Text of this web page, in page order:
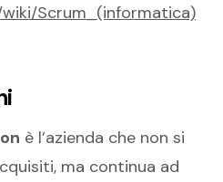
Scrum_(informatica)
è l’azienda che non si
ma continua ad